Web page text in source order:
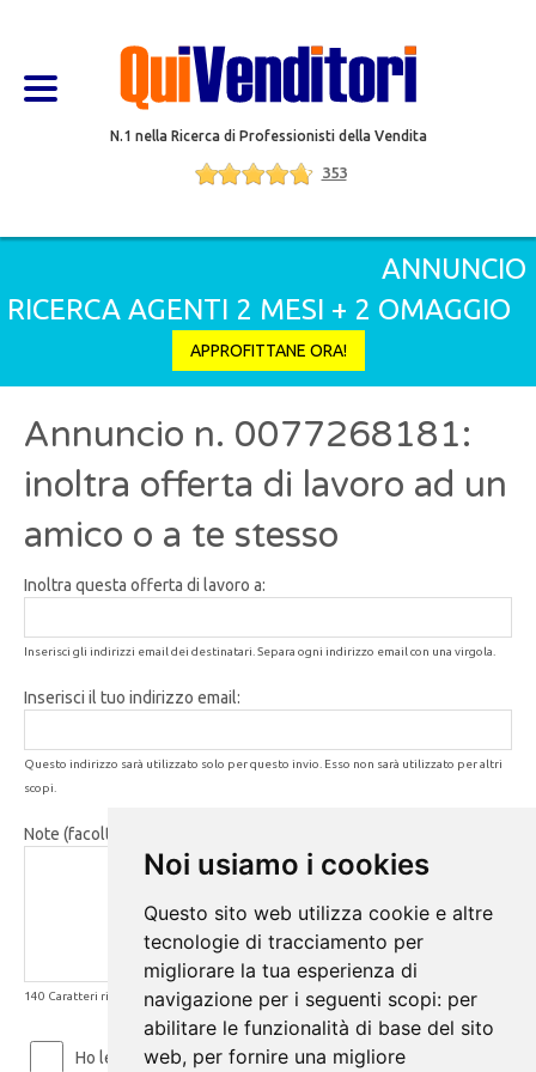
Noi usiamo i cookies
Questo sito web utilizza cookie e altre
tecnologie di tracciamento per
migliorare la tua esperienza di
navigazione per i seguenti scopi: per
abilitare le funzionalità di base del sito
web, per fornire una migliore
N.1 nella Ricerca di Professionisti della Vendita
353
ANNUNCIO
RICERCA AGENTI 2 MESI + 2 OMAGGIO
APPROFITTANE ORA!
Annuncio n. 0077268181:
inoltra offerta di lavoro ad un
amico o a te stesso
Inoltra questa offerta di lavoro a:
Inserisci gli indirizzi email dei destinatari. Separa ogni indirizzo email con una virgola.
Inserisci il tuo indirizzo email:
Questo indirizzo sarà utilizzato solo per questo invio. Esso non sarà utilizzato per altri
scopi.
Note (facoltativo):
140 Caratteri rimanenti
Ho letto ed accetto leCondizioni d'usoe laPrivacy Policy